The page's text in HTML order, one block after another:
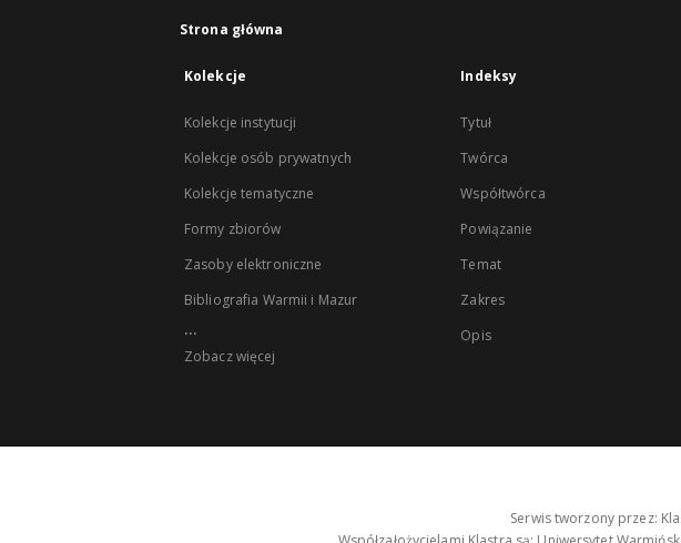
Strona główna
Kolekcje
Kolekcje instytucji
Kolekcje osób prywatnych
Kolekcje tematyczne
Formy zbiorów
Zasoby elektroniczne
Bibliografia Warmii i Mazur
...
Zobacz więcej
Indeksy
Tytuł
Twórca
Współtwórca
Powiązanie
Temat
Zakres
Opis
Serwis tworzony przez: